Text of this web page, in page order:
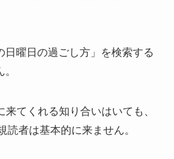
日曜日の過ごし方」を検索する
来てくれる知り合いはいても、
読者は基本的に来ません。